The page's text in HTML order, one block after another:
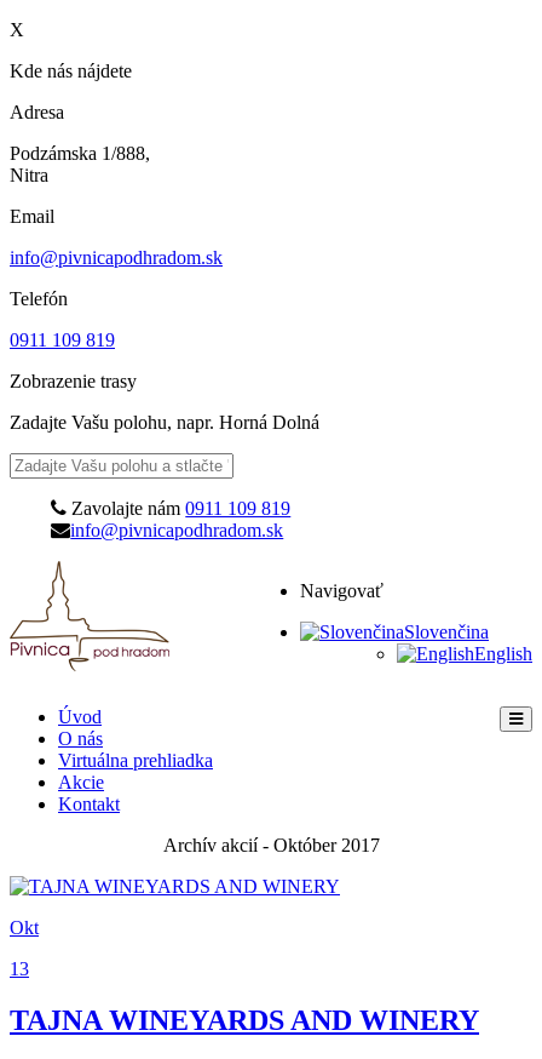
X
Kde nás nájdete
Adresa
Podzámska 1/888,
Nitra
Email
info@pivnicapodhradom.sk
Telefón
0911 109 819
Zobrazenie trasy
Zadajte Vašu polohu, napr. Horná Dolná
Zavolajte nám0911 109 819
info@pivnicapodhradom.sk
Navigovať
Slovenčina
English
Úvod
O nás
Virtuálna prehliadka
Akcie
Kontakt
Archív akcií - Október 2017
Okt
13
TAJNA WINEYARDS AND WINERY